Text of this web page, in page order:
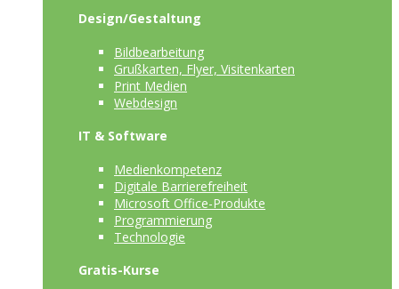
Design/Gestaltung
Bildbearbeitung
Grußkarten, Flyer, Visitenkarten
Print Medien
Webdesign
IT & Software
Medienkompetenz
Digitale Barrierefreiheit
Microsoft Office-Produkte
Programmierung
Technologie
Gratis-Kurse